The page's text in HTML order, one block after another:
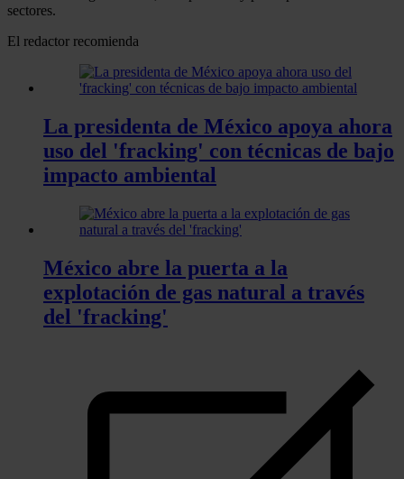
sectores.
El redactor recomienda
La presidenta de México apoya ahora
uso del 'fracking' con técnicas de bajo
impacto ambiental
México abre la puerta a la
explotación de gas natural a través
del 'fracking'